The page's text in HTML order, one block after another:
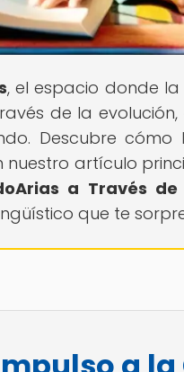
, el espacio donde
de la
Descubre cómo
artículo
a Través de
que te